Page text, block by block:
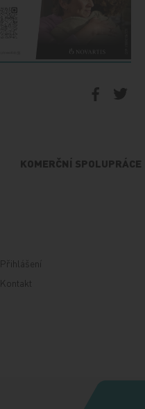
KOMERČNÍ SPOLUPRÁCE
Přihlášení
Kontakt